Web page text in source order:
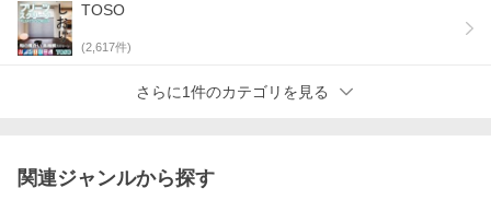
ツインスタイル ワンチェーン式 アラカルト 色柄 ： 上・デリス
遮熱 M5487／下・リーチェ遮熱 M5403 部品色 ： ホワイト
（W）
プリーツスクリーンをピッタリサイズでオーダー
付出来ます。もなみシングルなら カーテンレール 取り付けも可能
です。無料でカーテンレール取付けビスを同梱しますのでご指定
TOSO
(2,617件)
さらに1件のカテゴリを見る
関連ジャンルから探す